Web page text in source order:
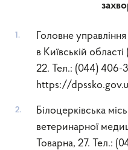
Головне
в Київській
22. Тел.: (044) 406-
https://
Білоцерківська
ветеринарної
Товарна, 27. Тел.: